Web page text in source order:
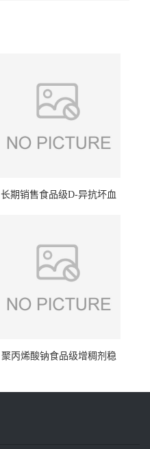
长期销售食品级D-异抗坏血
聚丙烯酸钠食品级增稠剂稳